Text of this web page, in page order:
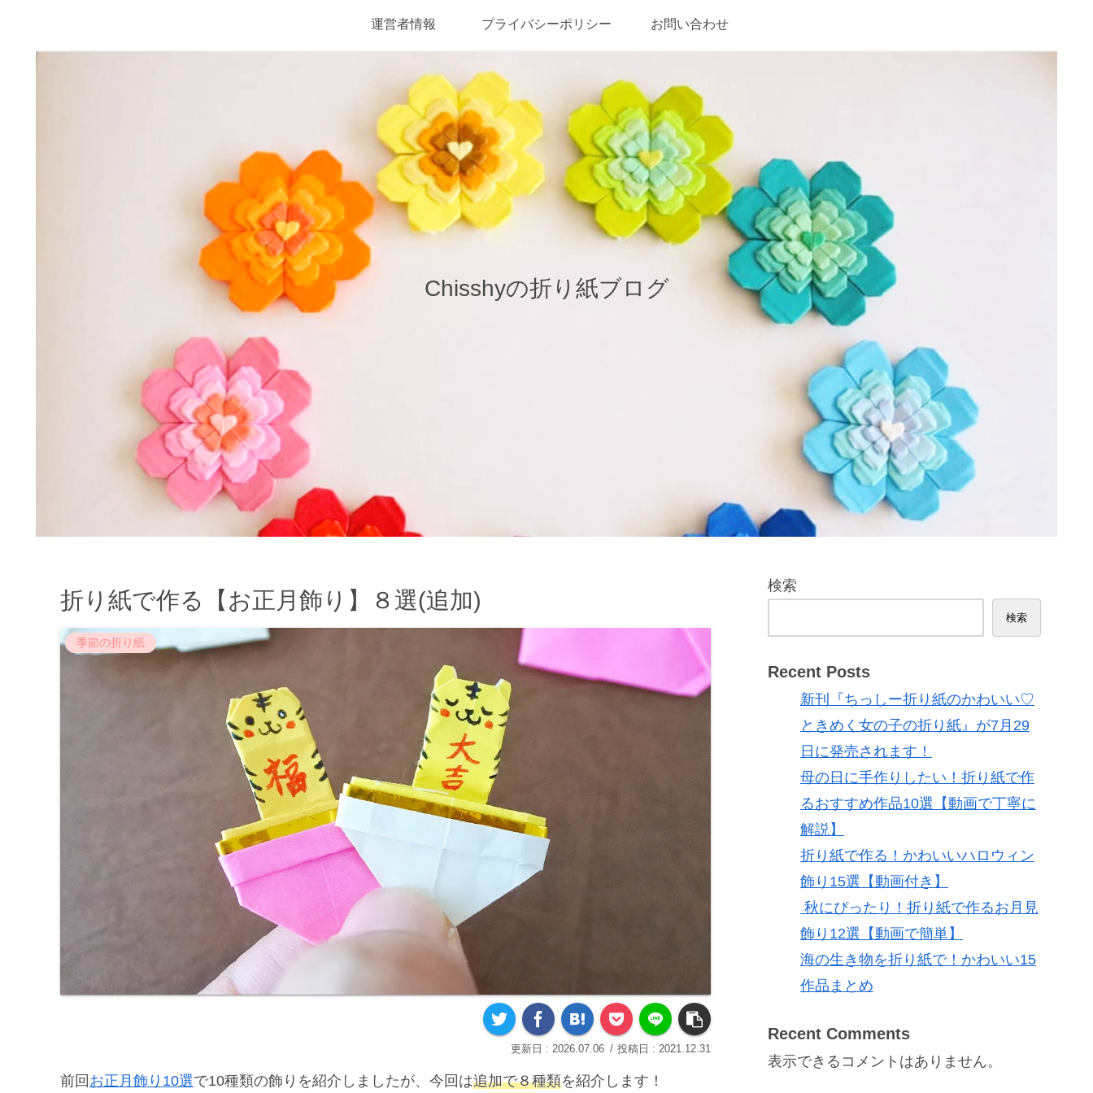
Chisshyの折り紙ブログ
運営者情報 プライバシーポリシー お問い合わせ
折り紙で作る【お正月飾り】８選(追加)
季節の折り紙
2026.07.06 2021.12.31
前回 お正月飾り10選で10種類の飾りを紹介しましたが、今回は追加で８種類を紹介します！
検索
検索
Recent Posts
新刊『ちっしー折り紙のかわいい♡
ときめく女の子の折り紙』が7月29
日に発売されます！
母の日に手作りしたい！折り紙で作
るおすすめ作品10選【動画で丁寧に
解説】
折り紙で作る！かわいいハロウィン
飾り15選【動画付き】
秋にぴったり！折り紙で作るお月見
飾り12選【動画で簡単】
海の生き物を折り紙で！かわいい15
作品まとめ
Recent Comments
表示できるコメントはありません。